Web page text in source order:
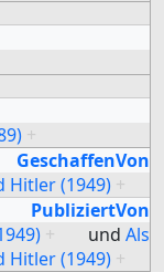
+
GeschaffenVon
Hitler (1949) +
PubliziertVon
+ und Als
Hitler (1949) +